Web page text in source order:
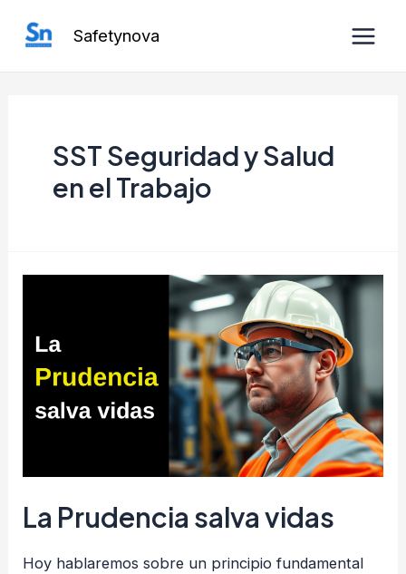
Safetynova
SST Seguridad y Salud
en el Trabajo
La Prudencia salva vidas
Hoy hablaremos sobre un principio fundamental